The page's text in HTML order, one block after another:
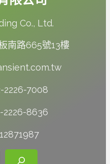
Co., Ltd.
南路665號13樓
2226-7008
2226-8636